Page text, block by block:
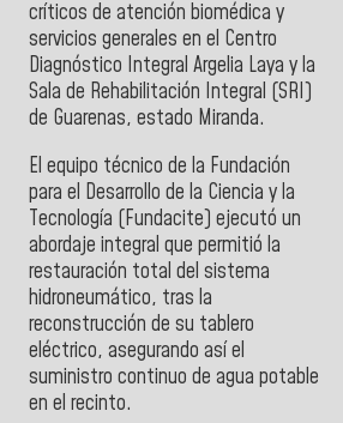
críticos de atención biomédica y
servicios generales en el Centro
Diagnóstico Integral Argelia Laya y la
Sala de Rehabilitación Integral (SRI)
de Guarenas, estado Miranda.
El equipo técnico de la Fundación
para el Desarrollo de la Ciencia y la
Tecnología (Fundacite) ejecutó un
abordaje integral que permitió la
restauración total del sistema
hidroneumático, tras la
reconstrucción de su tablero
eléctrico, asegurando así el
suministro continuo de agua potable
en el recinto.